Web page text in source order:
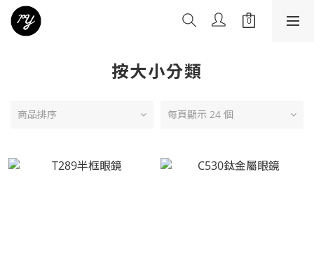
按大小分類
商品排序 每頁顯示 24 個